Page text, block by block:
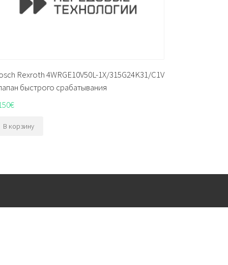
Rexroth 4WRGE10V50L-1X/315G24K31/C1V
быстрого срабатывания
€
В корзину